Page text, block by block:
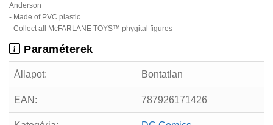
Anderson
- Made of PVC plastic
- Collect all McFARLANE TOYS™ phygital figures
Paraméterek
Állapot: Bontatlan
EAN: 787926171426